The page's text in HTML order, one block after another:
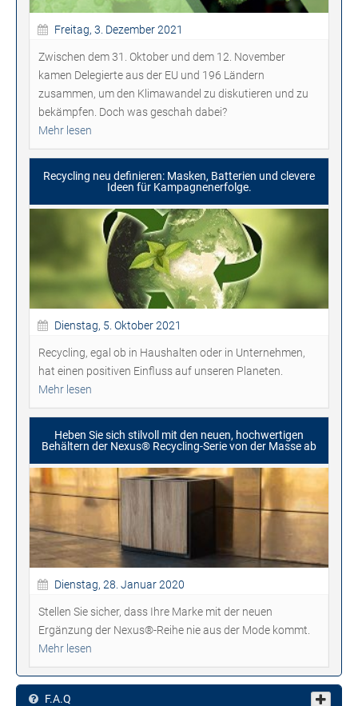
Freitag, 3. Dezember 2021
Zwischen dem 31. Oktober und dem 12. November
kamen Delegierte aus der EU und 196 Ländern
zusammen, um den Klimawandel zu diskutieren und zu
bekämpfen. Doch was geschah dabei?
Mehr lesen
Recycling neu definieren: Masken, Batterien und clevere
Ideen für Kampagnenerfolge.
Dienstag, 5. Oktober 2021
Recycling, egal ob in Haushalten oder in Unternehmen,
hat einen positiven Einfluss auf unseren Planeten.
Mehr lesen
Heben Sie sich stilvoll mit den neuen, hochwertigen
Behältern der Nexus® Recycling-Serie von der Masse ab
Dienstag, 28. Januar 2020
Stellen Sie sicher, dass Ihre Marke mit der neuen
Ergänzung der Nexus®-Reihe nie aus der Mode kommt.
Mehr lesen
F.A.Q